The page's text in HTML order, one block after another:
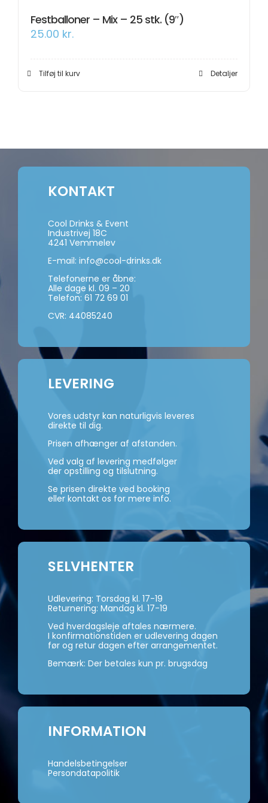
Festballoner – Mix – 25 stk. (9″)
25.00 kr.
Tilføj til kurv Detaljer
KONTAKT
Cool Drinks & Event
Industrivej 18C
4241 Vemmelev
E-mail: info@cool-drinks.dk
Telefonerne er åbne:
Alle dage kl. 09 – 20
Telefon: 61 72 69 01
CVR: 44085240
LEVERING
Vores udstyr kan naturligvis leveres
direkte til dig.
Prisen afhænger af afstanden.
Ved valg af levering medfølger
der opstilling og tilslutning.
Se prisen direkte ved booking
eller kontakt os for mere info.
SELVHENTER
Udlevering: Torsdag kl. 17-19
Returnering: Mandag kl. 17-19
Ved hverdagsleje aftales nærmere.
I konfirmationstiden er udlevering dagen
før og retur dagen efter arrangementet.
Bemærk: Der betales kun pr. brugsdag
INFORMATION
Handelsbetingelser
Persondatapolitik